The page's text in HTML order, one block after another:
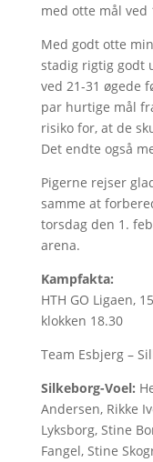
med otte mål
Med godt otte
stadig rigtig godt
ved 21-31 øgede
par hurtige mål
risiko for, at de
Det endte også
Pigerne rejser
samme at
torsdag den 1.
arena.
Kampfakta:
HTH GO Ligaen,
klokken 18.30
Team Esbjerg –
Silkeborg-Voel:
Andersen, Rikke
Lyksborg, Stine
Fangel, Stine